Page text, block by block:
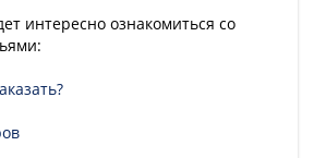
интересно ознакомиться со